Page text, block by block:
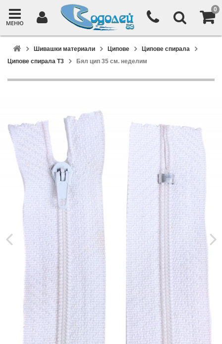
0
МЕНЮ
Шивашки материали Ципове
Ципове спирала
Ципове спирала T3
Бял цип 35 см. неделим